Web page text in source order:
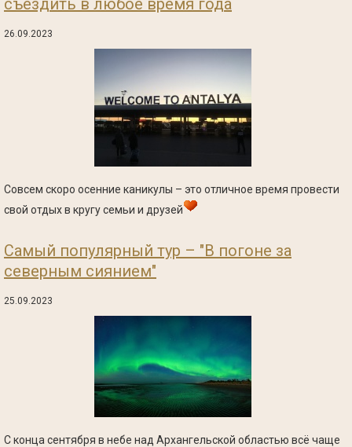
съездить в любое время года
26.09.2023
Совсем скоро осенние каникулы – это отличное время провести
свой отдых в кругу семьи и друзей
Самый популярный тур – "В погоне за
северным сиянием"
25.09.2023
С конца сентября в небе над Архангельской областью всё чаще